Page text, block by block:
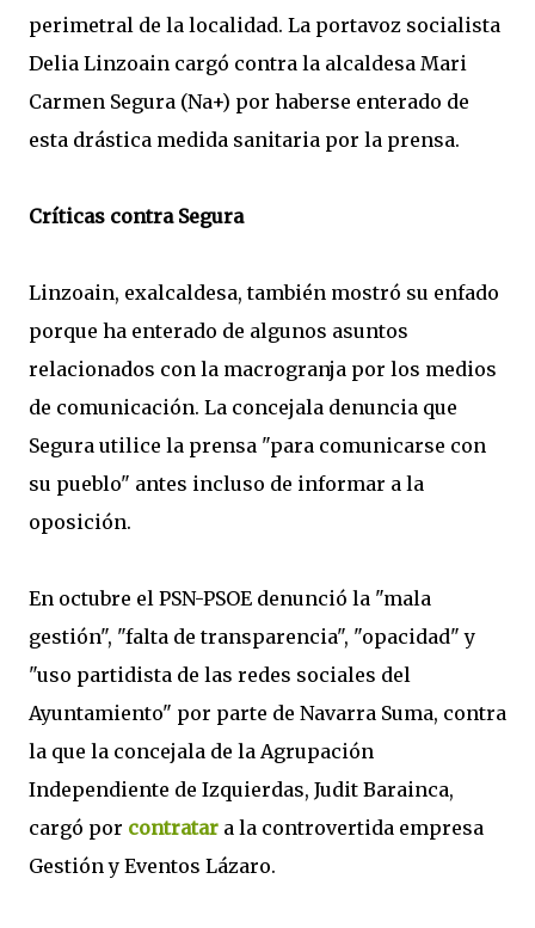
perimetral de la localidad. La portavoz socialista
Delia Linzoain cargó contra la alcaldesa Mari
Carmen Segura (Na+) por haberse enterado de
esta drástica medida sanitaria por la prensa.
Críticas contra Segura
Linzoain, exalcaldesa, también mostró su enfado
porque ha enterado de algunos asuntos
relacionados con la macrogranja por los medios
de comunicación. La concejala denuncia que
Segura utilice la prensa "para comunicarse con
su pueblo" antes incluso de informar a la
oposición.
En octubre el PSN-PSOE denunció la "mala
gestión", "falta de transparencia", "opacidad" y
"uso partidista de las redes sociales del
Ayuntamiento" por parte de Navarra Suma, contra
la que la concejala de la Agrupación
Independiente de Izquierdas, Judit Barainca,
cargó por contratar a la controvertida empresa
Gestión y Eventos Lázaro.